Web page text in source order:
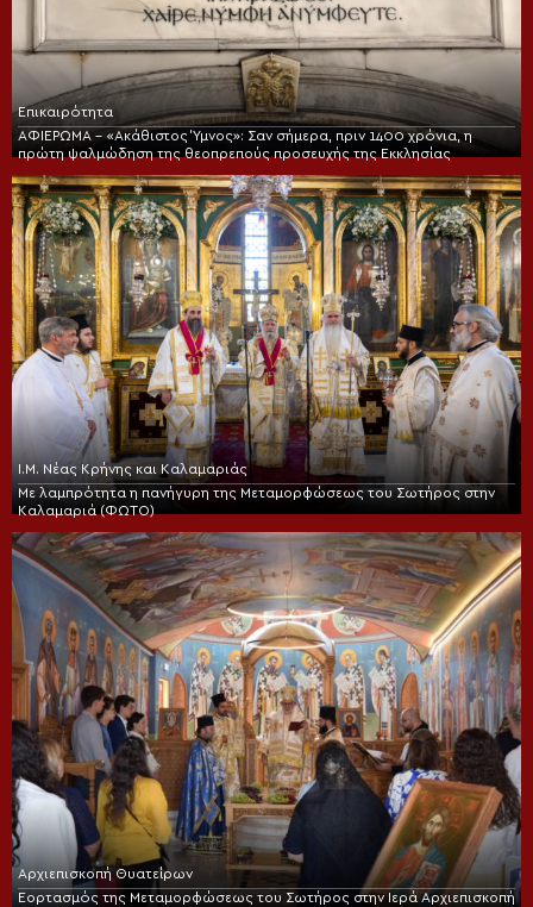
Επικαιρότητα
ΑΦΙΕΡΩΜΑ – «Ακάθιστος Ύμνος»: Σαν σήμερα, πριν 1400 χρόνια, η
πρώτη ψαλμώδηση της θεοπρεπούς προσευχής της Εκκλησίας
Ι.Μ. Νέας Κρήνης και Καλαμαριάς
Με λαμπρότητα η πανήγυρη της Μεταμορφώσεως του Σωτήρος στην
Καλαμαριά (ΦΩΤΟ)
Αρχιεπισκοπή Θυατείρων
Εορτασμός της Μεταμορφώσεως του Σωτήρος στην Ιερά Αρχιεπισκοπή